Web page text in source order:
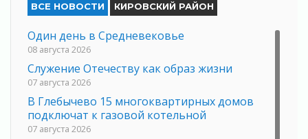
ВСЕ НОВОСТИ КИРОВСКИЙ РАЙОН
Один день в Средневековье
08 августа 2026
Служение Отечеству как образ жизни
07 августа 2026
В Глебычево 15 многоквартирных домов
подключат к газовой котельной
07 августа 2026